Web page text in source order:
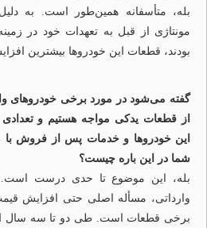
بله، متأسفانه همین‌طور است. به
مونتاژی از قبل به تعهدات خود در
بودند، قطعات این خودروها بیشترین
گفته می‌شود در مورد برخی خودروهای
از قطعات یدکی مواجه هستیم و تعدادی
این خودروها و خدمات پس از فروش با
شما در این باره چیست؟
بله، این موضوع تا حدی درست است.
وارداتی، مسأله اصلی حتی افزایش
برخی قطعات است. طی دو تا سه سال